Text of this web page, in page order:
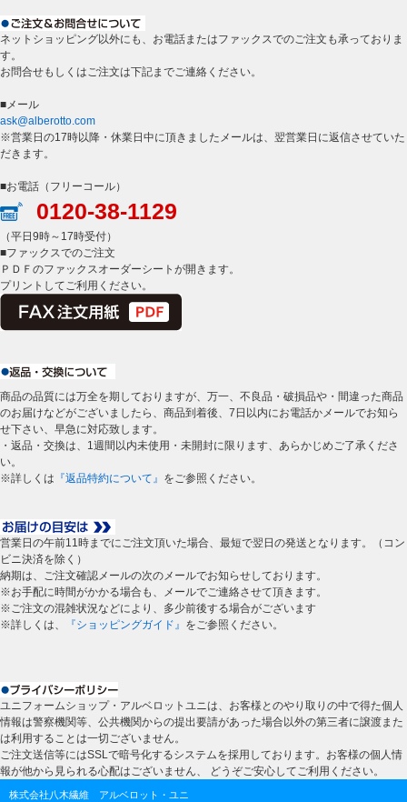
ネットショッピング以外にも、お電話またはファックスでのご注文も承っておりま
す。
お問合せもしくはご注文は下記までご連絡ください。
■メール
ask@alberotto.com
※営業日の17時以降・休業日中に頂きましたメールは、翌営業日に返信させていた
だきます。
■お電話（フリーコール）
0120-38-1129
（平日9時～17時受付）
■ファックスでのご注文
ＰＤＦのファックスオーダーシートが開きます。
プリントしてご利用ください。
商品の品質には万全を期しておりますが、万一、不良品・破損品や・間違った商品
のお届けなどがございましたら、商品到着後、7日以内にお電話かメールでお知ら
せ下さい、早急に対応致します。
・返品・交換は、1週間以内未使用・未開封に限ります、あらかじめご了承くださ
い。
※詳しくは 『返品特約について』 をご参照ください。
営業日の午前11時までにご注文頂いた場合、最短で翌日の発送となります。（コン
ビニ決済を除く）
納期は、ご注文確認メールの次のメールでお知らせしております。
※お手配に時間がかかる場合も、メールでご連絡させて頂きます。
※ご注文の混雑状況などにより、多少前後する場合がございます
※詳しくは、
『ショッピングガイド』 をご参照ください。
ユニフォームショップ・アルベロットユニは、お客様とのやり取りの中で得た個人
情報は警察機関等、公共機関からの提出要請があった場合以外の第三者に譲渡また
は利用することは一切ございません。
ご注文送信等にはSSLで暗号化するシステムを採用しております。お客様の個人情
報が他から見られる心配はございません、 どうぞご安心してご利用ください。
株式会社八木繊維 アルベロット・ユニ